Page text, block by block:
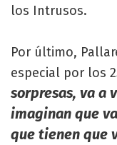
los Intrusos.
Por último,
especial por los
sorpresas, va a
imaginan que
que tienen que